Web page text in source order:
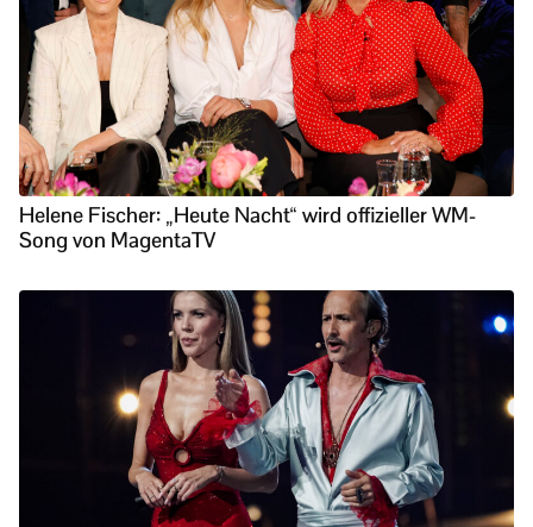
Helene Fischer: „Heute Nacht“ wird offizieller WM-
Song von MagentaTV